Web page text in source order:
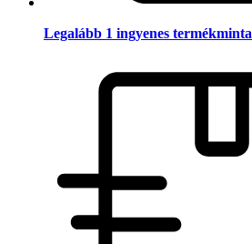
Legalább 1 ingyenes termékminta